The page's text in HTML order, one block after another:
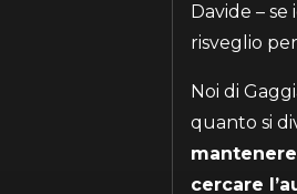
Davide –
risveglio
Noi di
quanto si
cercare
NOME E COGNOME
Accetto laPrivacy